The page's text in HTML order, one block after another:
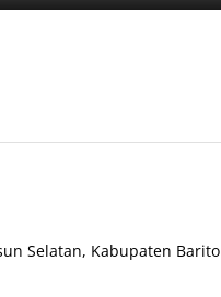
Selatan, Kabupaten Barito